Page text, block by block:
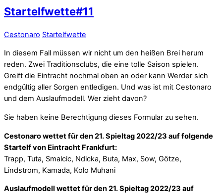
Startelfwette#11
Cestonaro Startelfwette
In diesem Fall müssen wir nicht um den heißen Brei herum
reden. Zwei Traditionsclubs, die eine tolle Saison spielen.
Greift die Eintracht nochmal oben an oder kann Werder sich
endgültig aller Sorgen entledigen. Und was ist mit Cestonaro
und dem Auslaufmodell. Wer zieht davon?
Sie haben keine Berechtigung dieses Formular zu sehen.
Cestonaro wettet für den 21. Spieltag 2022/23 auf folgende
Startelf von Eintracht Frankfurt:
Trapp, Tuta, Smalcic, Ndicka, Buta, Max, Sow, Götze,
Lindstrom, Kamada, Kolo Muhani
Auslaufmodell wettet für den 21. Spieltag 2022/23 auf